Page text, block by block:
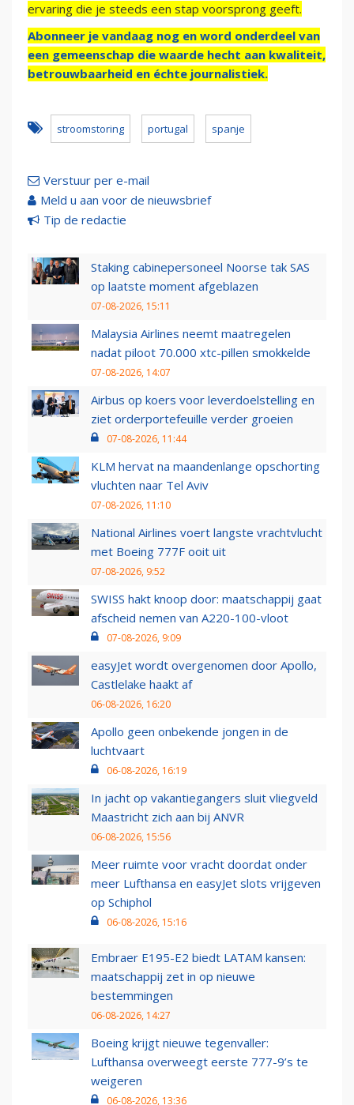
ervaring die je steeds een stap voorsprong geeft.
Abonneer je vandaag nog en word onderdeel van
een gemeenschap die waarde hecht aan kwaliteit,
betrouwbaarheid en échte journalistiek.
stroomstoring portugal spanje
Verstuur per e-mail
Meld u aan voor de nieuwsbrief
Tip de redactie
Staking cabinepersoneel Noorse tak SAS
op laatste moment afgeblazen
07-08-2026, 15:11
Malaysia Airlines neemt maatregelen
nadat piloot 70.000 xtc-pillen smokkelde
07-08-2026, 14:07
Airbus op koers voor leverdoelstelling en
ziet orderportefeuille verder groeien
07-08-2026, 11:44
KLM hervat na maandenlange opschorting
vluchten naar Tel Aviv
07-08-2026, 11:10
National Airlines voert langste vrachtvlucht
met Boeing 777F ooit uit
07-08-2026, 9:52
SWISS hakt knoop door: maatschappij gaat
afscheid nemen van A220-100-vloot
07-08-2026, 9:09
easyJet wordt overgenomen door Apollo,
Castlelake haakt af
06-08-2026, 16:20
Apollo geen onbekende jongen in de
luchtvaart
06-08-2026, 16:19
In jacht op vakantiegangers sluit vliegveld
Maastricht zich aan bij ANVR
06-08-2026, 15:56
Meer ruimte voor vracht doordat onder
meer Lufthansa en easyJet slots vrijgeven
op Schiphol
06-08-2026, 15:16
Embraer E195-E2 biedt LATAM kansen:
maatschappij zet in op nieuwe
bestemmingen
06-08-2026, 14:27
Boeing krijgt nieuwe tegenvaller:
Lufthansa overweegt eerste 777-9’s te
weigeren
06-08-2026, 13:36